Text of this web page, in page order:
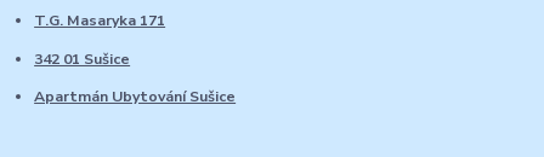
T.G. Masaryka 171
342 01 Sušice
Apartmán Ubytování Sušice